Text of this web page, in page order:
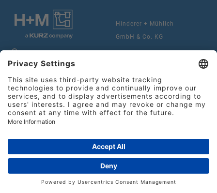
Heilbronner Straße 29
73037 Göppingen
Hinderer + Mühlich
GmbH & Co. KG
Fax: +49 71 61 978 22-10
info@hinderer-muehlich.de